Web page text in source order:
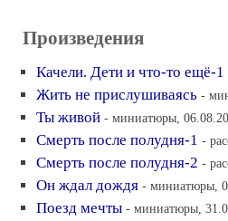
Произведения
Качели. Дети и что-то ещё-1
Жить не прислушиваясь -
Ты живой - миниатюры,
Смерть после полудня-1 -
Смерть после полудня-2 -
Он ждал дождя - миниатюры,
Поезд мечты - миниатюры,